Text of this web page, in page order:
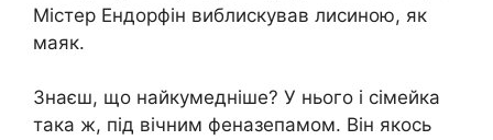
Містер Ендорфін виблискував лисиною, як
маяк.
Знаєш, що найкумедніше? У нього і сімейка
така ж, під вічним феназепамом. Він якось